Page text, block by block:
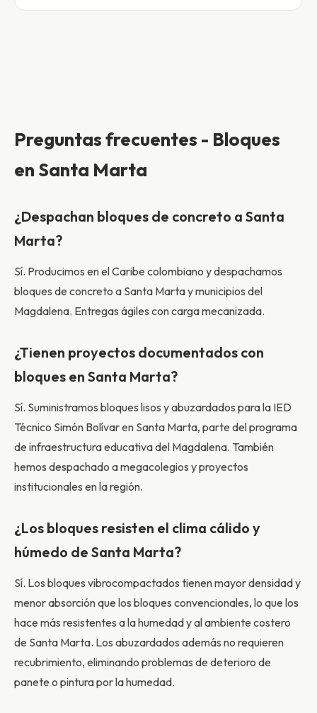
Preguntas frecuentes - Bloques
en Santa Marta
¿Despachan bloques de concreto a Santa
Marta?
Sí. Producimos en el Caribe colombiano y despachamos
bloques de concreto a Santa Marta y municipios del
Magdalena. Entregas ágiles con carga mecanizada.
¿Tienen proyectos documentados con
bloques en Santa Marta?
Sí. Suministramos bloques lisos y abuzardados para la IED
Técnico Simón Bolívar en Santa Marta, parte del programa
de infraestructura educativa del Magdalena. También
hemos despachado a megacolegios y proyectos
institucionales en la región.
¿Los bloques resisten el clima cálido y
húmedo de Santa Marta?
Sí. Los bloques vibrocompactados tienen mayor densidad y
menor absorción que los bloques convencionales, lo que los
hace más resistentes a la humedad y al ambiente costero
de Santa Marta. Los abuzardados además no requieren
recubrimiento, eliminando problemas de deterioro de
panete o pintura por la humedad.